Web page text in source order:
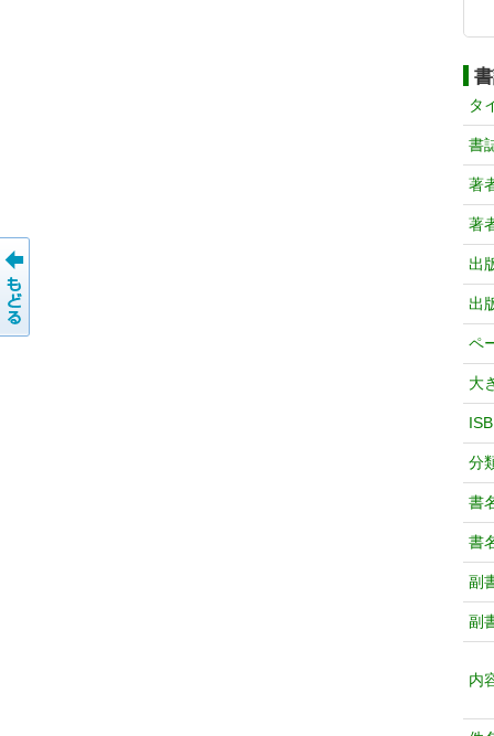
タ
書
著
著
出
出
ペ
大
分
書
書
副
副
内